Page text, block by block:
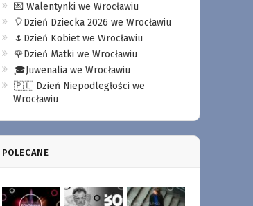
💌 Walentynki we Wrocławiu
🎈Dzień Dziecka 2026 we Wrocławiu
🌷Dzień Kobiet we Wrocławiu
🌹Dzień Matki we Wrocławiu
🎓Juwenalia we Wrocławiu
🇵🇱 Dzień Niepodległości we
Wrocławiu
POLECANE